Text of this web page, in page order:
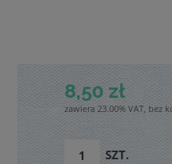
Cena nie zawiera
8,50 zł
zawiera 23.00% VAT, bez
SZT.